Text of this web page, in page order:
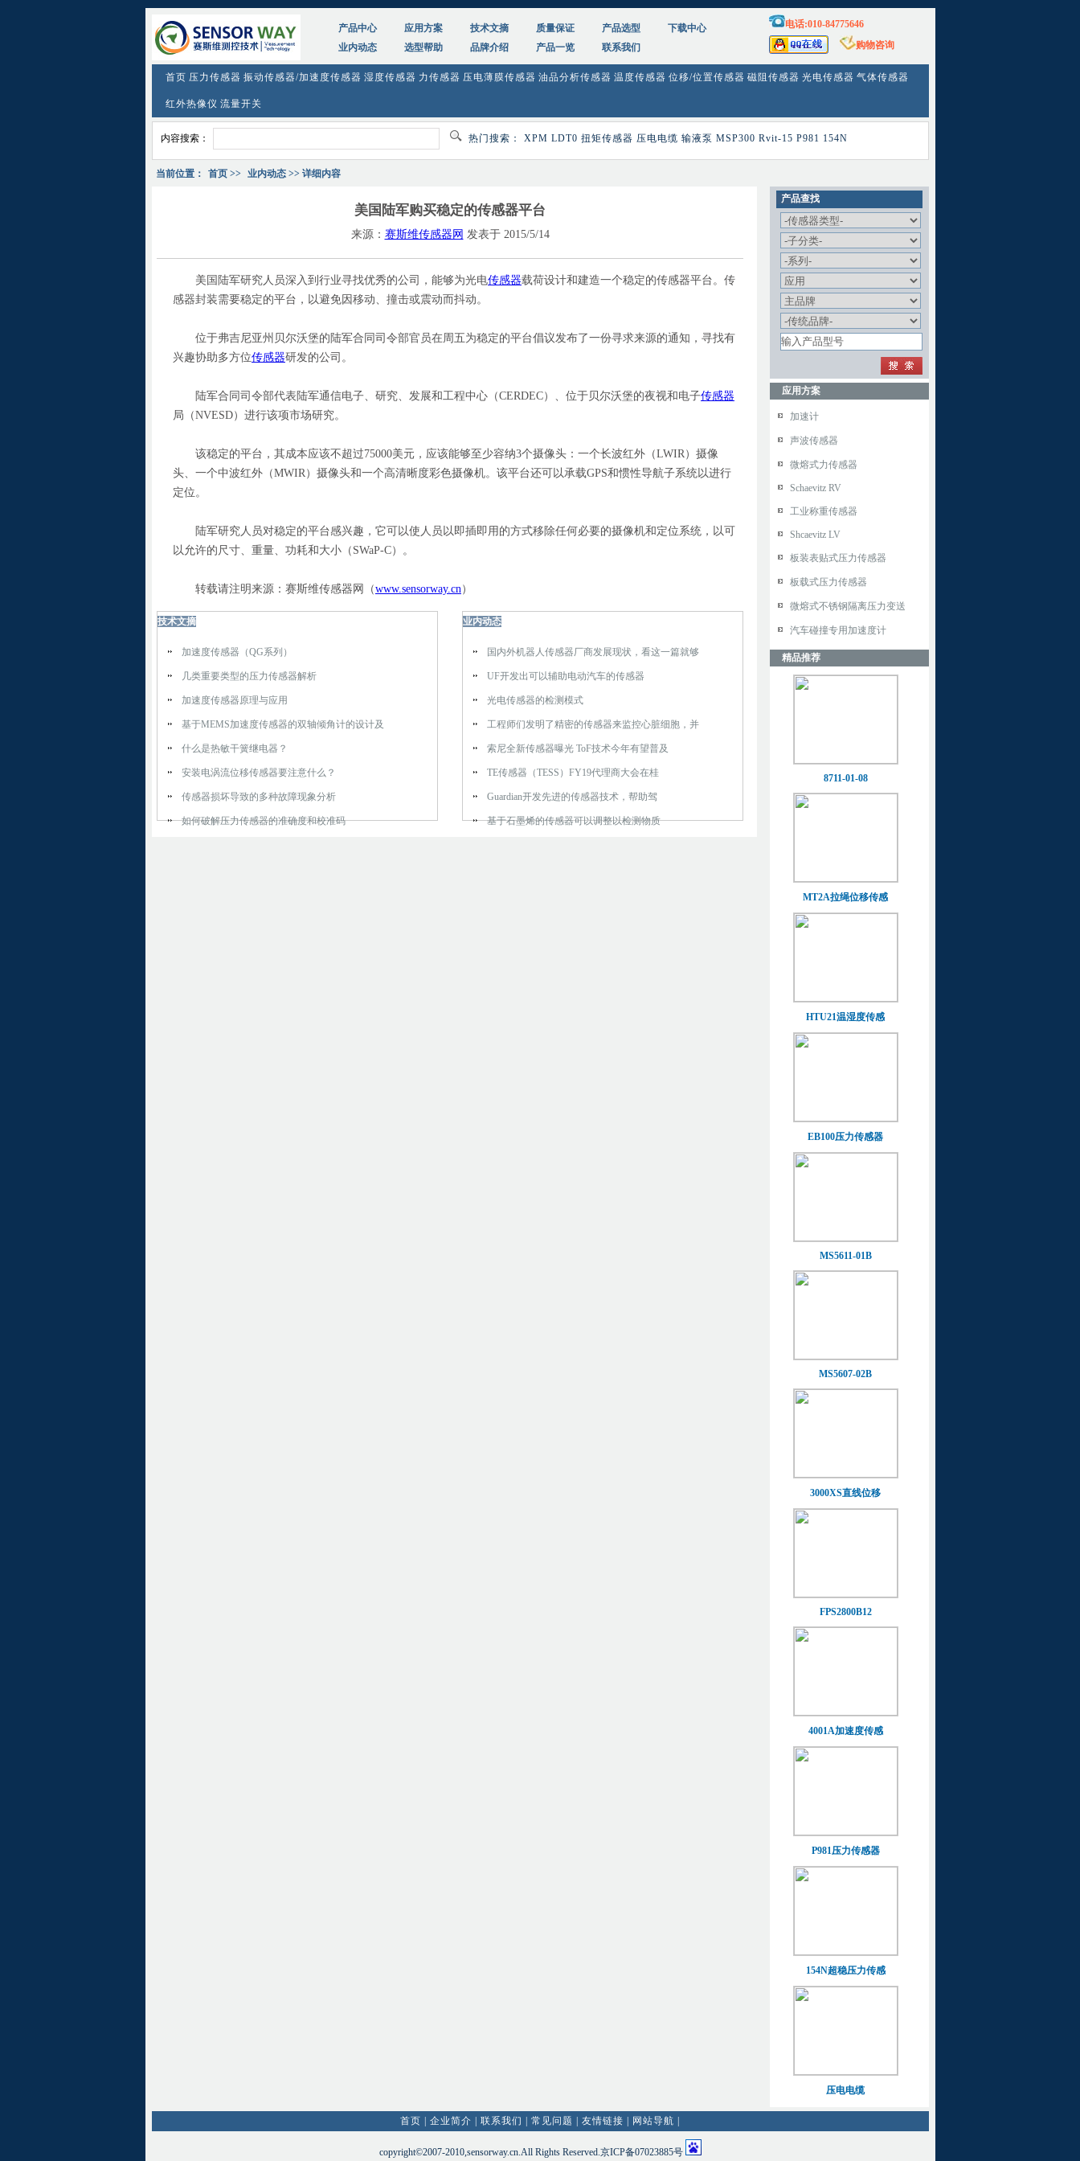
产品中心 应用方案 技术文摘 质量保证 产品选型
下载中心
业内动态
选型帮助 品牌介绍 产品一览 联系我们
电话:010-84775646
购物咨询
首页 压力传感器 振动传感器/加速度传感器 湿度传感器 力传感器 压电薄膜传感器 油品分析传感器 温度传感器 位移/位置传感器 磁阻传感器 光电传感器 气体传感器
红外热像仪 流量开关
内容搜索： 热门搜索： XPM LDT0 扭矩传感器 压电电缆 输液泵 MSP300 Rvit-15 P981 154N
当前位置： 首页>> 业内动态>> 详细内容
美国陆军购买稳定的传感器平台
来源： 赛斯维传感器网 发表于 2015/5/14
美国陆军研究人员深入到行业寻找优秀的公司，能够为光电传感器载荷设计和建造一个稳定的传感器平台。传
感器封装需要稳定的平台，以避免因移动、撞击或震动而抖动。
位于弗吉尼亚州贝尔沃堡的陆军合同司令部官员在周五为稳定的平台倡议发布了一份寻求来源的通知，寻找有
兴趣协助多方位传感器研发的公司。
陆军合同司令部代表陆军通信电子、研究、发展和工程中心（CERDEC）、位于贝尔沃堡的夜视和电子传感器
局（NVESD）进行该项市场研究。
该稳定的平台，其成本应该不超过75000美元，应该能够至少容纳3个摄像头：一个长波红外（LWIR）摄像
头、一个中波红外（MWIR）摄像头和一个高清晰度彩色摄像机。该平台还可以承载GPS和惯性导航子系统以进行
定位。
陆军研究人员对稳定的平台感兴趣，它可以使人员以即插即用的方式移除任何必要的摄像机和定位系统，以可
以允许的尺寸、重量、功耗和大小（SWaP-C）。
转载请注明来源：赛斯维传感器网（www.sensorway.cn）
技术文摘
加速度传感器（QG系列）
几类重要类型的压力传感器解析
加速度传感器原理与应用
基于MEMS加速度传感器的双轴倾角计的设计及
什么是热敏干簧继电器？
安装电涡流位移传感器要注意什么？
传感器损坏导致的多种故障现象分析
如何破解压力传感器的准确度和校准码
业内动态
国内外机器人传感器厂商发展现状，看这一篇就够
UF开发出可以辅助电动汽车的传感器
光电传感器的检测模式
工程师们发明了精密的传感器来监控心脏细胞，并
索尼全新传感器曝光 ToF技术今年有望普及
TE传感器（TESS）FY19代理商大会在桂
Guardian开发先进的传感器技术，帮助驾
基于石墨烯的传感器可以调整以检测物质
产品查找
应用方案
加速计
声波传感器
微熔式力传感器
Schaevitz RV
工业称重传感器
Shcaevitz LV
板装表贴式压力传感器
板载式压力传感器
微熔式不锈钢隔离压力变送
汽车碰撞专用加速度计
精品推荐
8711-01-08
MT2A拉绳位移传感
HTU21温湿度传感
EB100压力传感器
MS5611-01B
MS5607-02B
3000XS直线位移
FPS2800B12
4001A加速度传感
P981压力传感器
154N超稳压力传感
压电电缆
首页 企业简介 联系我们 常见问题 友情链接 网站导航
copyright©2007-2010,sensorway.cn.All Rights Reserved.京ICP备07023885号